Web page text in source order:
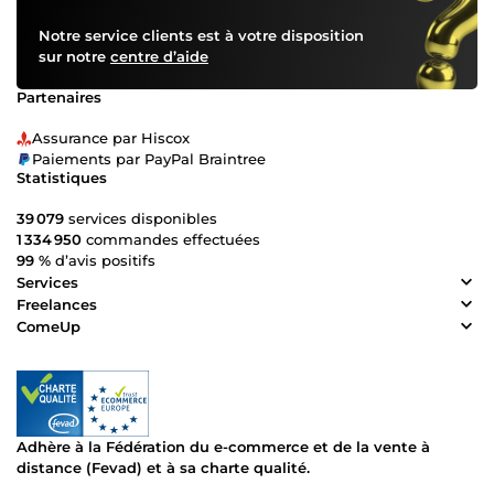
Notre service clients est à votre disposition
sur notre centre d’aide
Partenaires
Assurance par Hiscox
Paiements par PayPal Braintree
Statistiques
39 079 services disponibles
1 334 950 commandes effectuées
99 % d’avis positifs
Services
Freelances
ComeUp
Adhère à la Fédération du e-commerce et de la vente à
distance (Fevad) et à sa charte qualité.